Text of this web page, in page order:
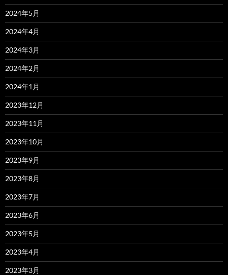
2024年5月
2024年4月
2024年3月
2024年2月
2024年1月
2023年12月
2023年11月
2023年10月
2023年9月
2023年8月
2023年7月
2023年6月
2023年5月
2023年4月
2023年3月